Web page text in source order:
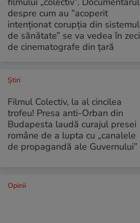
despre cum au ”acoperit
intenționat corupția din sistemul
de sănătate” se va vedea în zeci
de cinematografe din țară
Ştiri
Filmul Colectiv, la al cincilea
trofeu! Presa anti-Orban din
Budapesta laudă curajul presei
române de a lupta cu „canalele
de propagandă ale Guvernului”
Opinii